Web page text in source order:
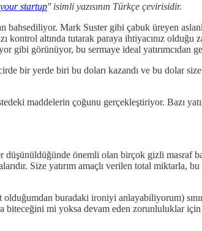
startup'' isimli yazısının Türkçe çevirisidir.
Mark Suster gibi çabuk üreyen
kontrol altında tutarak paraya ihtiyacınız
gibi görünüyor, bu sermaye ideal yatırımcıdan
bir yerde biri bu doları kazandı ve bu dolar
maddelerin çoğunu gerçekleştiriyor. Bazı
önemli olan birçok gizli masraf
Size yatırım amaçlı verilen total miktarla, bu
buradaki ironiyi anlayabiliyorum)
biteceğini mi yoksa devam eden